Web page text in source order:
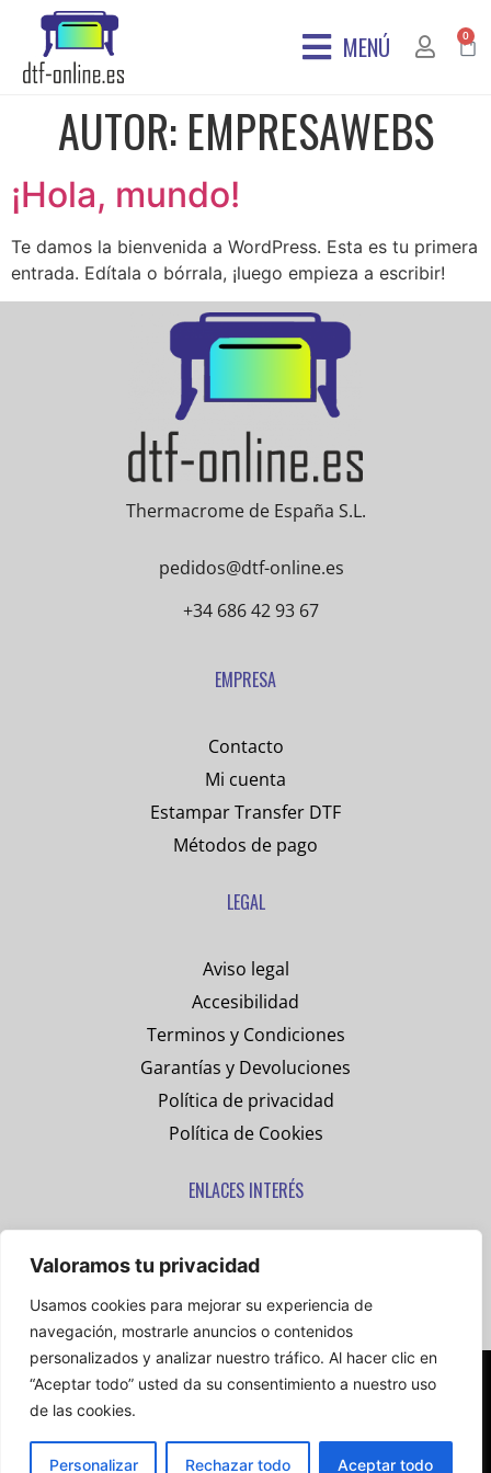
Valoramos tu privacidad
Usamos cookies para mejorar su experiencia de
navegación, mostrarle anuncios o contenidos
personalizados y analizar nuestro tráfico. Al hacer clic en
“Aceptar todo” usted da su consentimiento a nuestro uso
de las cookies.
Personalizar Rechazar todo Aceptar todo
MENÚ 0
AUTOR: EMPRESAWEBS
¡Hola, mundo!
Te damos la bienvenida a WordPress. Esta es tu primera
entrada. Edítala o bórrala, ¡luego empieza a escribir!
Thermacrome de España S.L.
pedidos@dtf-online.es
+34 686 42 93 67
EMPRESA
Contacto
Mi cuenta
Estampar Transfer DTF
Métodos de pago
LEGAL
Aviso legal
Accesibilidad
Terminos y Condiciones
Garantías y Devoluciones
Política de privacidad
Política de Cookies
ENLACES INTERÉS
www.thermacrome.com
cs77personalizados.com
Copyright © 2026 DTF ONLINE – Todos los derechos